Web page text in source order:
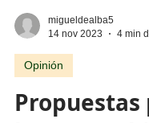
migueldealba5